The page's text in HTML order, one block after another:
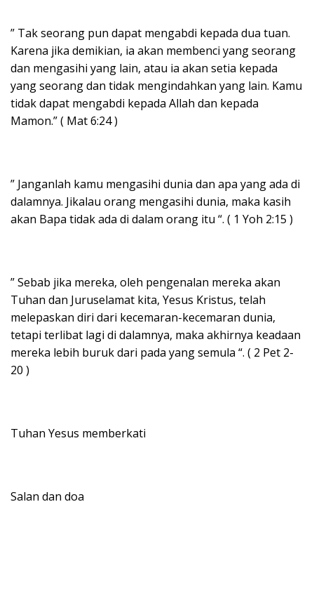
” Tak seorang pun dapat mengabdi kepada dua tuan.
Karena jika demikian, ia akan membenci yang seorang
dan mengasihi yang lain, atau ia akan setia kepada
yang seorang dan tidak mengindahkan yang lain. Kamu
tidak dapat mengabdi kepada Allah dan kepada
Mamon.” ( Mat 6:24 )
” Janganlah kamu mengasihi dunia dan apa yang ada di
dalamnya. Jikalau orang mengasihi dunia, maka kasih
akan Bapa tidak ada di dalam orang itu “. ( 1 Yoh 2:15 )
” Sebab jika mereka, oleh pengenalan mereka akan
Tuhan dan Juruselamat kita, Yesus Kristus, telah
melepaskan diri dari kecemaran-kecemaran dunia,
tetapi terlibat lagi di dalamnya, maka akhirnya keadaan
mereka lebih buruk dari pada yang semula “. ( 2 Pet 2-
20 )
Tuhan Yesus memberkati
Salan dan doa